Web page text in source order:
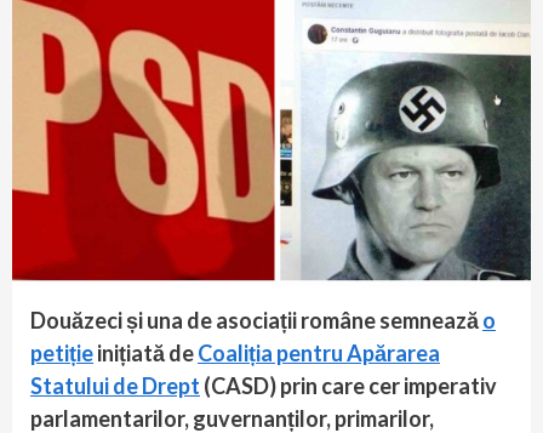
Douăzeci și una de asociații române semneazăo
petițieinițiată deCoaliția pentru Apărarea
Statului de Drept (CASD) prin care cer imperativ
parlamentarilor, guvernanților, primarilor,